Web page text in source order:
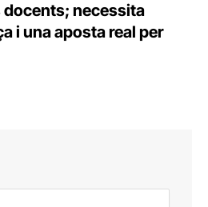
docents; necessita
i una aposta real per